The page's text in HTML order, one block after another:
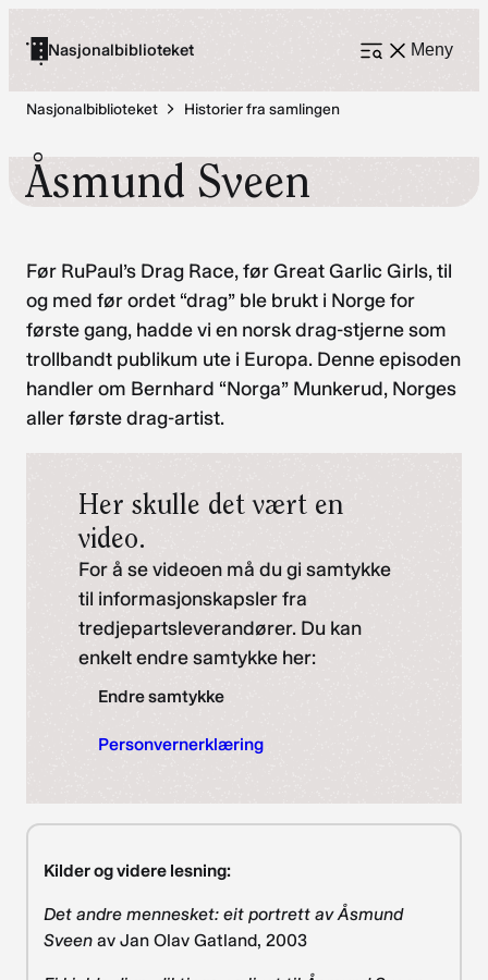
Nasjonalbiblioteket Meny
Åpne
Nasjonalbiblioteket
Historier fra samlingen
Åsmund Sveen
Før RuPaul’s Drag Race, før Great Garlic Girls, til
og med før ordet “drag” ble brukt i Norge for
første gang, hadde vi en norsk drag-stjerne som
trollbandt publikum ute i Europa. Denne episoden
handler om Bernhard “Norga” Munkerud, Norges
aller første drag-artist.
Her skulle det vært en
video.
For å se videoen må du gi samtykke
til informasjonskapsler fra
tredjepartsleverandører. Du kan
enkelt endre samtykke her:
Endre samtykke
Personvernerklæring
Kilder og videre lesning:
Det andre mennesket: eit portrett av Åsmund
Sveen av Jan Olav Gatland, 2003